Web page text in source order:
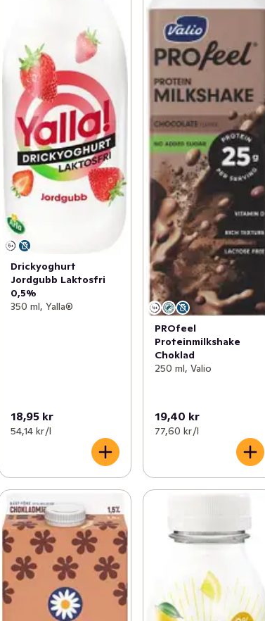
Drickyoghurt
Jordgubb Laktosfri
0,5%
350 ml, Yalla®
18,95 kr
54,14 kr /l
PROfeel
Proteinmilkshake
Choklad
250 ml, Valio
19,40 kr
77,60 kr /l